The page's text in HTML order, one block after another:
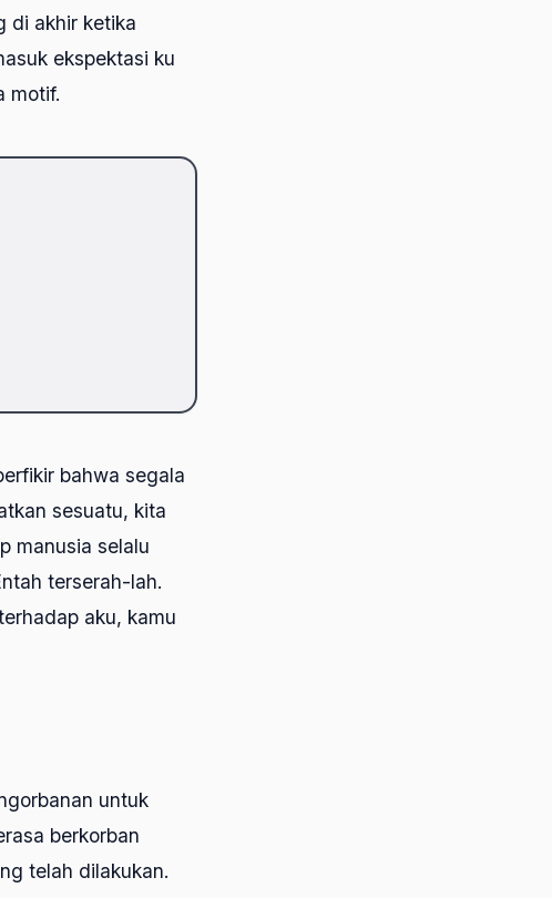
di akhir ketika
ekspektasi ku
motif.
bahwa segala
sesuatu, kita
manusia selalu
terserah-lah.
aku, kamu
untuk
berkorban
telah dilakukan.